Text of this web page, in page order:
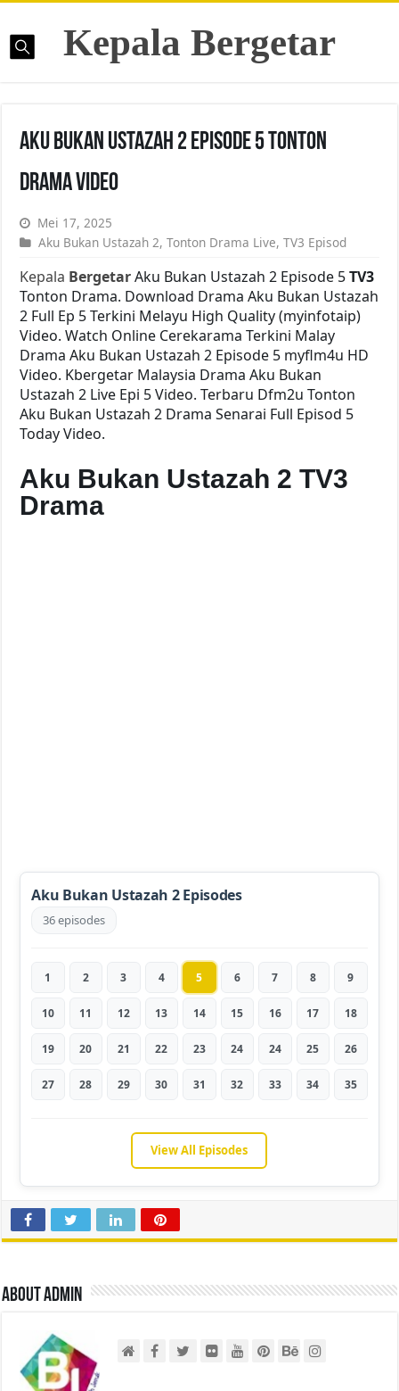
Kepala Bergetar
Aku Bukan Ustazah 2 Episode 5 Tonton
Drama Video
Mei 17, 2025
Aku Bukan Ustazah 2,Tonton Drama Live,TV3 Episod
Kepala BergetarAku Bukan Ustazah 2 Episode 5TV3
Tonton Drama. Download Drama Aku Bukan Ustazah
2 Full Ep 5 Terkini Melayu High Quality (myinfotaip)
Video. Watch Online Cerekarama Terkini Malay
Drama Aku Bukan Ustazah 2 Episode 5 myflm4u HD
Video. Kbergetar Malaysia Drama Aku Bukan
Ustazah 2 Live Epi 5 Video. Terbaru Dfm2u Tonton
Aku Bukan Ustazah 2 Drama Senarai Full Episod 5
Today Video.
Aku Bukan Ustazah 2 TV3
Drama
Aku Bukan Ustazah 2 Episodes
36 episodes
1 2 3 4 5 6 7 8 9
10 11 12 13 14 15 16 17 18
19 20 21 22 23 24 24 25 26
27 28 29 30 31 32 33 34 35
View All Episodes
About admin